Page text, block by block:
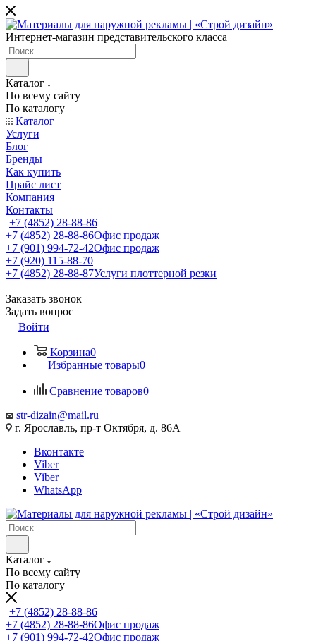
Интернет-магазин представительского класса
Каталог
По всему сайту
По каталогу
Каталог
Услуги
Блог
Бренды
Как купить
Прайс лист
Компания
Контакты
+7 (4852) 28-88-86
+7 (4852) 28-88-86Офис продаж
+7 (901) 994-72-42Офис продаж
+7 (920) 115-88-70
+7 (4852) 28-88-87Услуги плоттерной резки
Заказать звонок
Задать вопрос
Войти
Корзина0
Избранные товары0
Сравнение товаров0
str-dizain@mail.ru
г. Ярославль, пр-т Октября, д. 86А
Вконтакте
Viber
Viber
WhatsApp
Каталог
По всему сайту
По каталогу
+7 (4852) 28-88-86
+7 (4852) 28-88-86Офис продаж
+7 (901) 994-72-42Офис продаж